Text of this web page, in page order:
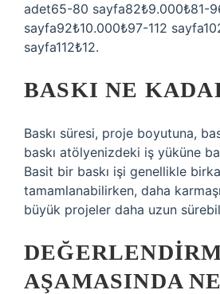
adet65-80 sayfa82₺9.000₺81-
sayfa92₺10.000₺97-112
sayfa112₺12.
BASKI NE
Baskı süresi, proje boyutuna,
baskı atölyenizdeki iş yüküne
Basit bir baskı işi genellikle
tamamlanabilirken, daha
büyük projeler daha uzun
AŞAMASINDA NE